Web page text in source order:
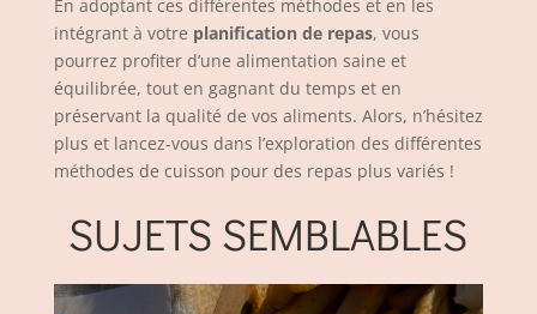
En adoptant ces différentes méthodes et en les
intégrant à votre planification de repas, vous
pourrez profiter d’une alimentation saine et
équilibrée, tout en gagnant du temps et en
préservant la qualité de vos aliments. Alors, n’hésitez
plus et lancez-vous dans l’exploration des différentes
méthodes de cuisson pour des repas plus variés !
SUJETS SEMBLABLES